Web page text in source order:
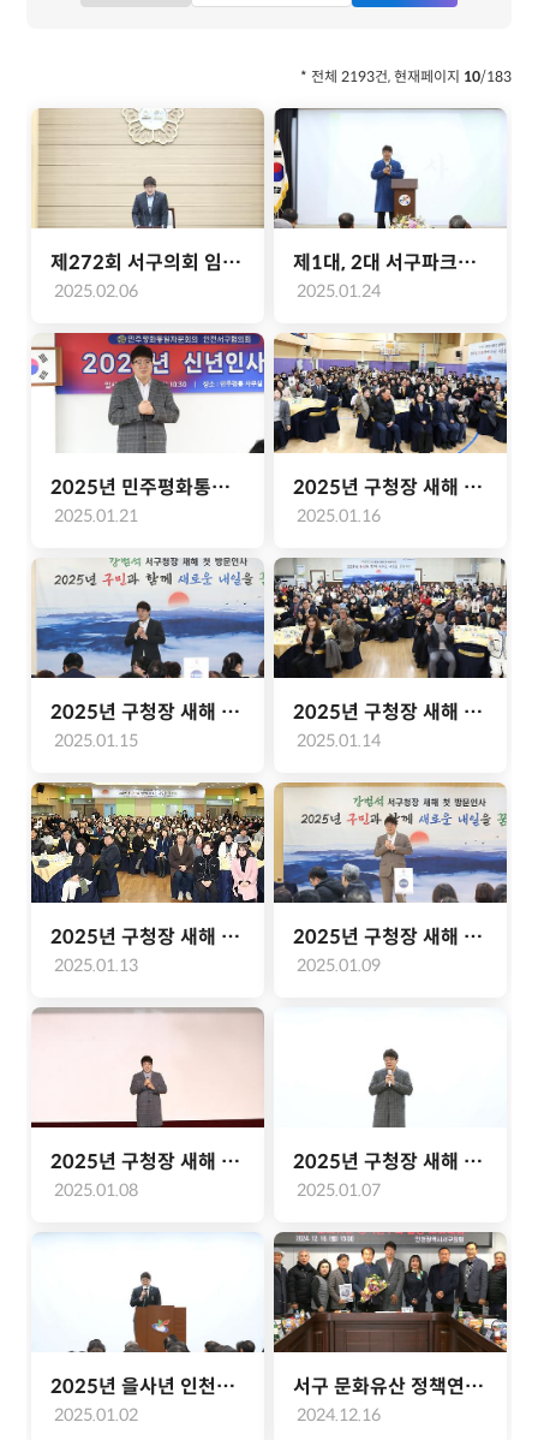
* 전체 2193건, 현재페이지 10/183
제272회 서구의회 임시회 제1차 본회의(2025.02.06.)
2025.02.06
제1대, 2대 서구파크골프협회장 이취임식(2025.01.24.)
2025.01.24
2025년 민주평화통일자문회의 신년 인사회(2025.01.21.)
2025.01.21
2025년 구청장 새해 첫 방문인사(가좌 1, 2, 3, 4동)
2025.01.16
2025년 구청장 새해 첫 방문인사(가정1, 2, 3동, 신현원창동)
2025.01.15
2025년 구청장 새해 첫 방문인사(석남1, 2, 3동)
2025.01.14
2025년 구청장 새해 첫 방문인사(청라 1, 2, 3동)
2025.01.13
2025년 구청장 새해 첫 방문인사(원당, 당하, 아라동)
2025.01.09
2025년 구청장 새해 첫 방문인사(오류왕길, 불로대곡, 마전, 검단)
2025.01.08
2025년 구청장 새해 첫 방문인사_검암경서, 연희 (2025.01.07.)
2025.01.07
2025년 을사년 인천광역시 서구청 시무식(2025.01.02.)
2025.01.02
서구 문화유산 정책연구회 활동 보고대회(2024.12.16.)
2024.12.16